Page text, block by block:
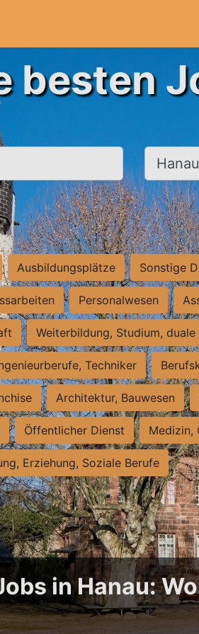
besten
Ort, Stadt
Ausbildungsplätze Sonstige
Personalwesen
Weiterbildung, Studium,
Techniker
Architektur, Bauwesen
Öffentlicher Dienst Medizin,
Erziehung, Soziale Berufe
in Hanau: